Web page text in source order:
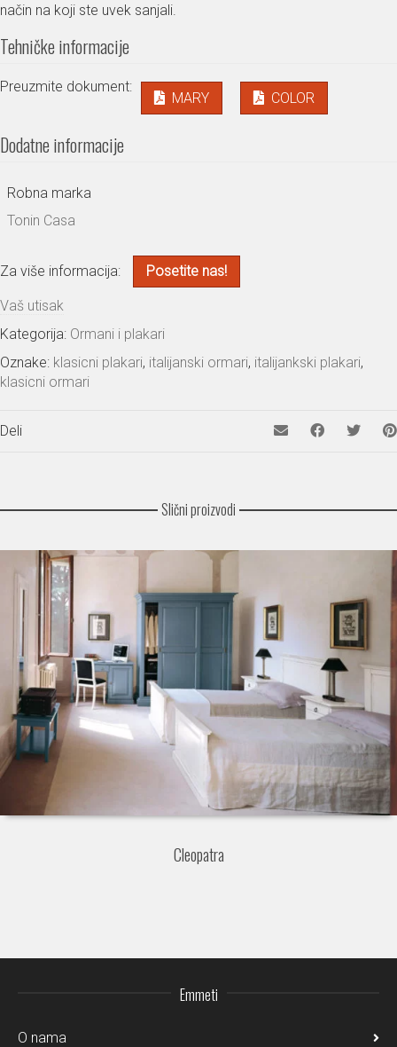
način na koji ste uvek sanjali.
Tehničke informacije
Preuzmite dokument:
MARY COLOR
Dodatne informacije
Robna marka
Tonin Casa
Za više informacija: Posetite nas!
Vaš utisak
Kategorija: Ormani i plakari
Oznake: klasicni plakari, italijanski ormari, italijankski plakari,
klasicni ormari
Deli
Slični proizvodi
Cleopatra
Emmeti
O nama